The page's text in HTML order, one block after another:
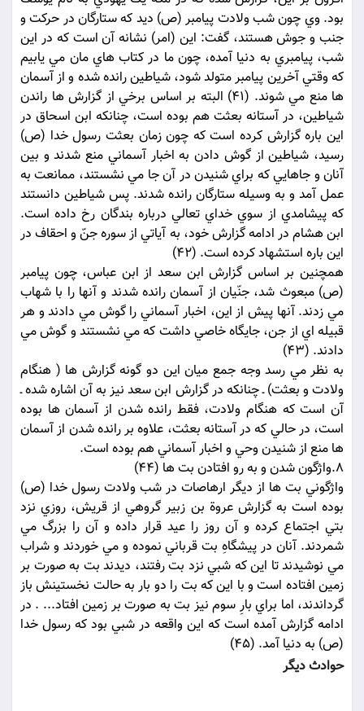
بود. وي چون شب ولادت پيامبر (ص) ديد که ستارگان در حرکت و
جنب و جوش هستند، گفت: اين (امر) نشانه آن است که در اين
شب، پيامبري به دنيا آمده، چون ما در کتاب هاي مان مي يابيم
که وقتي آخرين پيامبر متولد شود، شياطين رانده شده و از آسمان
ها منع مي شوند. (41) البته بر اساس برخي از گزارش ها راندن
شياطين، در آستانه بعثت هم بوده است، چنانکه ابن اسحاق در
اين باره گزارش کرده است که چون زمان بعثت رسول خدا (ص)
رسيد، شياطين از گوش دادن به اخبار آسماني منع شدند و بين
آنان و جاهايي که براي شنيدن در آن جا مي نشستند، ممانعت به
عمل آمد و به وسيله ستارگان رانده شدند. پس شياطين دانستند
که پيشامدي از سوي خداي تعالي درباره بندگان رخ داده است.
ابن هشام در ادامه گزارش خود، به آياتي از سوره جنّ و احقاف در
اين باره استشهاد کرده است. (42)
همچنين بر اساس گزارش ابن سعد از ابن عباس، چون پيامبر
(ص) مبعوث شد، جنّيان از آسمان رانده شدند و آنها را با شهاب
مي زدند. آنها پيش از اين، اخبار آسماني را گوش مي دادند و هر
قبيله اي از جن، جايگاه خاصي داشت که مي نشستند و گوش مي
دادند. (43)
به نظر مي رسد وجه جمع ميان اين دو گونه گزارش ها ( هنگام
ولادت و بعثت) ـ چنانکه در گزارش ابن سعد نيز به آن اشاره شده ـ
آن است که هنگام ولادت، فقط رانده شدن از آسمان ها بوده
است، در حالي که در آستانه بعثت، علاوه بر رانده شدن از آسمان
ها منع از شنيدن وحي و اخبار آسماني هم بوده است.
8.واژگون شدن و به رو افتادن بت ها (44)
واژگوني بت ها از ديگر ارهاصات در شب ولادت رسول خدا (ص)
بوده است به گزارش عروة بن زبير گروهي از قريش، روزي نزد
بتي اجتماع کرده و آن روز را عيد قرار داده و آن را بزرگ مي
شمردند. آنان در پيشگاهِ بت قرباني نموده و مي خوردند و شراب
مي نوشيدند تا اين که شبي نزد بت رفتند، ديدند بت به صورت بر
زمين افتاده است و با اين که بت را دو بار به حالت نخستينش باز
گرداندند، اما براي بارِ سوم نيز بت به صورت بر زمين افتاد... . در
ادامه گزارش آمده است که اين واقعه در شبي بود که رسول خدا
(ص) به دنيا آمد. (45)
حوادث ديگر